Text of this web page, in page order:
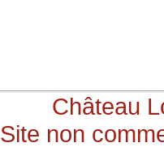
Château
Site non